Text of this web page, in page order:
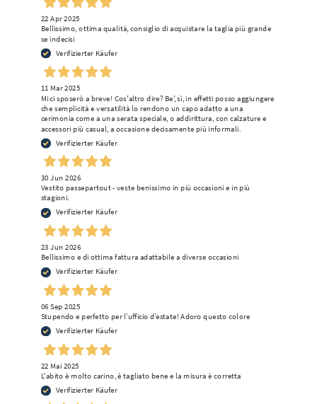
22 Apr 2025
Bellissimo, ottima qualità, consiglio di acquistare la taglia più grande
se indecisi
Verifizierter Käufer
11 Mar 2025
Mi ci sposerò a breve! Cos'altro dire? Be', sì, in effetti posso aggiungere
che semplicità e versatilità lo rendono un capo adatto a una
cerimonia come a una serata speciale, o addirittura, con calzature e
accessori più casual, a occasione decisamente più informali.
Verifizierter Käufer
30 Jun 2026
Vestito passepartout - veste benissimo in più occasioni e in più
stagioni.
Verifizierter Käufer
23 Jun 2026
Bellissimo e di ottima fattura adattabile a diverse occasioni
Verifizierter Käufer
06 Sep 2025
Stupendo e perfetto per l’ufficio d’estate! Adoro questo colore
Verifizierter Käufer
22 Mai 2025
L'abito è molto carino, è tagliato bene e la misura è corretta
Verifizierter Käufer